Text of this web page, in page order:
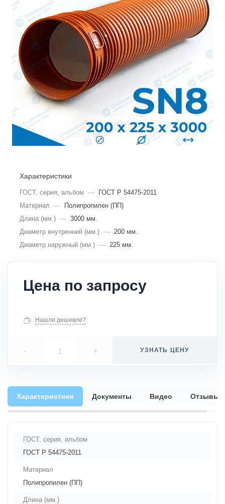
Характеристики
ГОСТ, серия, альбом —
ГОСТ Р 54475-2011
Материал —
Полипропилен (ПП)
Длина (мм.) — 3000 мм.
Диаметр внутренний (мм.) — 200 мм.
Диаметр наружный (мм.) — 225 мм.
Цена по запросу
Нашли дешевле?
- + УЗНАТЬ ЦЕНУ
Характеристики Документы Видео Отзывы
ГОСТ, серия, альбом
ГОСТ Р 54475-2011
Материал
Полипропилен (ПП)
Длина (мм.)